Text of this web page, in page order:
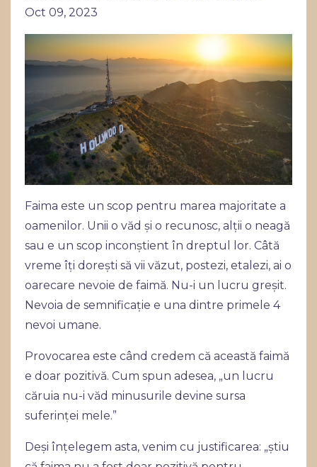
Oct 09, 2023
Faima este un scop pentru marea majoritate a
oamenilor. Unii o văd și o recunosc, alții o neagă
sau e un scop inconștient în dreptul lor. Câtă
vreme îți dorești să vii văzut, postezi, etalezi, ai o
oarecare nevoie de faimă. Nu-i un lucru greșit.
Nevoia de semnificație e una dintre primele 4
nevoi umane.
Provocarea este când credem că această faimă
e doar pozitivă. Cum spun adesea, „un lucru
căruia nu-i văd minusurile devine sursa
suferinței mele.”
Deși înțelegem asta, venim cu justificarea: „știu